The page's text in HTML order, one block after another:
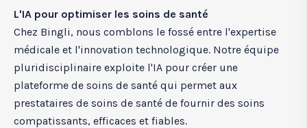
L'IA pour optimiser les soins de santé
Chez Bingli, nous comblons le fossé entre l'expertise
médicale et l'innovation technologique. Notre équipe
pluridisciplinaire exploite l'IA pour créer une
plateforme de soins de santé qui permet aux
prestataires de soins de santé de fournir des soins
compatissants, efficaces et fiables.